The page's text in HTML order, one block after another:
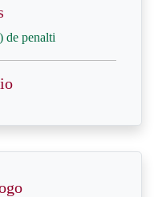
de penalti